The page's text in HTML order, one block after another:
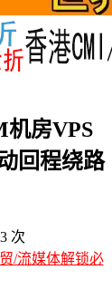
机房VPS
回程绕路
次
/流媒体解锁必